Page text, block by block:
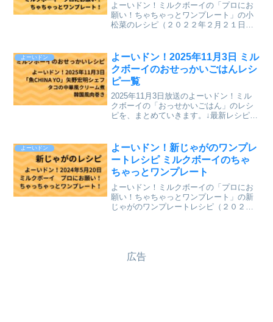
よーいドン！ミルクボーイの「プロにお
願い！ちゃちゃっとワンプレート」の小
松菜のレシピ（２０２２年２月２１日
新レシピも含めて今までのレシピを記事
にしています。⇒「ミルク...
よーいドン
よーいドン！2025年11月3日 ミル
クボーイのおせっかいごはんレシ
ピ一覧
2025年11月3日放送のよーいドン！ミル
クボーイの「おっせかいごはん」のレシ
ピを、まとめていきます。↓最新レシピも
ーイのプロにお願い ちゃちゃっとワン
プレート」のレシ...
よーいドン
よーいドン！新じゃがのワンプレ
ートレシピ ミルクボーイのちゃ
ちゃっとワンプレート
よーいドン！ミルクボーイの「プロにお
願い！ちゃちゃっとワンプレート」の新
じゃがのワンプレートレシピ（２０２４
広告